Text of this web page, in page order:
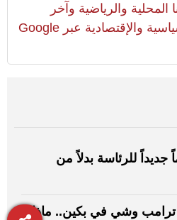
المحلية والرياضية وآخر
المستجدات السياسية والإقتصادية عبر Google
جديداً للرئاسة بدلاً من
وشي في بكين.. ماذا